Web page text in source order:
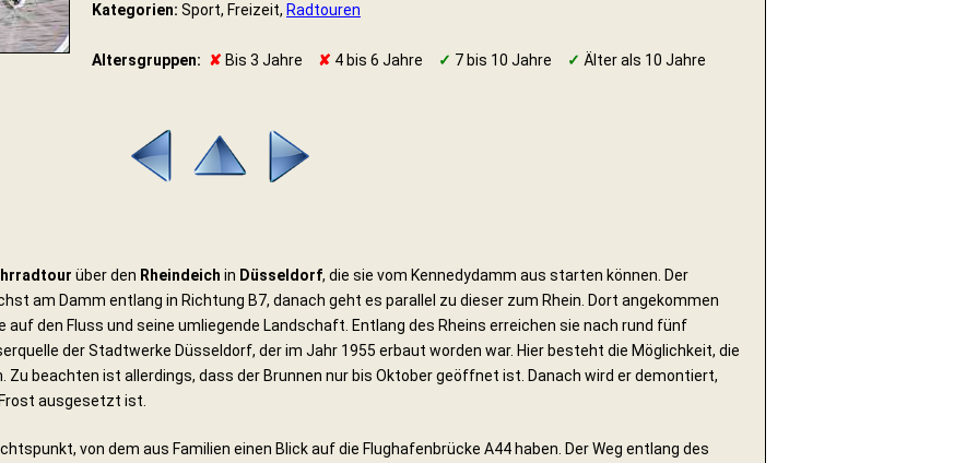
Kategorien: Sport, Freizeit, Radtouren
Altersgruppen: ✘ Bis 3 Jahre ✘ 4 bis 6 Jahre ✓ 7 bis 10 Jahre ✓ Älter als 10 Jahre
über den Rheindeich in Düsseldorf, die sie vom Kennedydamm aus starten können. Der
am Damm entlang in Richtung B7, danach geht es parallel zu dieser zum Rhein. Dort angekommen
auf den Fluss und seine umliegende Landschaft. Entlang des Rheins erreichen sie nach rund fünf
der Stadtwerke Düsseldorf, der im Jahr 1955 erbaut worden war. Hier besteht die Möglichkeit, die
beachten ist allerdings, dass der Brunnen nur bis Oktober geöffnet ist. Danach wird er demontiert,
ausgesetzt ist.
von dem aus Familien einen Blick auf die Flughafenbrücke A44 haben. Der Weg entlang des